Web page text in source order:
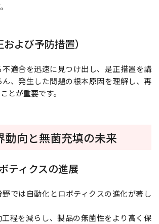
よび予防措置）
適合を迅速に見つけ出し、是正措置を講
ん、発生した問題の根本原因を理解し、再
とが重要です。
動向と無菌充填の未来
ティクスの進展
では自動化とロボティクスの進化が著し
程を減らし、製品の無菌性をより高く保